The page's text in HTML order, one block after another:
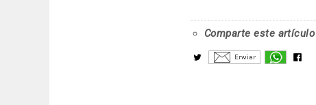
Comparte este artículo